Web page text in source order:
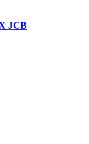
JCB